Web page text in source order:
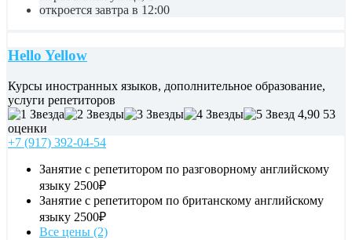
откроется завтра в 12:00
Hello Yellow
Курсы иностранных языков, дополнительное образование,
услуги репетиторов
4,90 53
оценки
+7 (917) 392-04-54
Занятие с репетитором по разговорному английскому
языку 2500₽
Занятие с репетитором по британскому английскому
языку 2500₽
Все цены (2)